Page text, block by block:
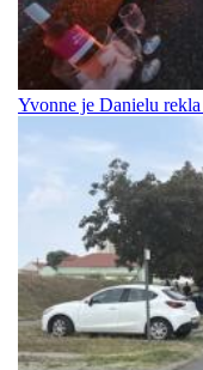
Yvonne je Danielu